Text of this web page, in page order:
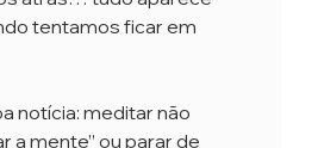
tentamos ficar em
notícia: meditar não
a mente” ou parar de